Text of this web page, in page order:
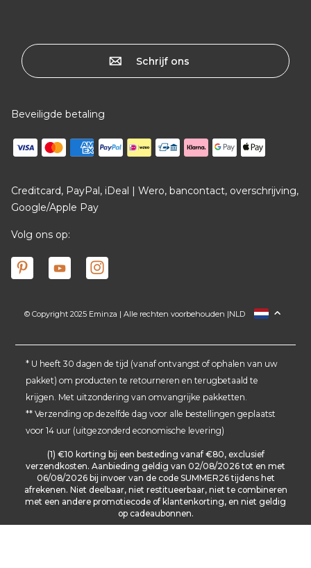
Schrijf ons
Beveiligde betaling
Creditcard, PayPal, iDeal | Wero, bancontact, overschrijving,
Google/Apple Pay
Volg ons op:
© Copyright 2025 Eminza | Alle rechten voorbehouden |
FRANCE
ITALIA
DEUTSCHLAND
SCHWEIZ
NLD
* U heeft 30 dagen de tijd (vanaf ontvangst of ophalen van uw
pakket) om producten te retourneren en terugbetaald te
krijgen. Met uitzondering van omvangrijke pakketten.
** Verzending op dezelfde dag voor alle bestellingen geplaatst
voor 14 uur (uitgezonderd economische levering)
(1) €10 korting bij een besteding vanaf €80, exclusief
verzendkosten. Aanbieding geldig van 02/08/2026 tot en met
06/08/2026 bij invoer van de code SUMMER26 tijdens het
afrekenen. Niet deelbaar, niet restitueerbaar, niet te combineren
met een andere promotiecode of klantenkorting, en niet geldig
op cadeaubonnen.